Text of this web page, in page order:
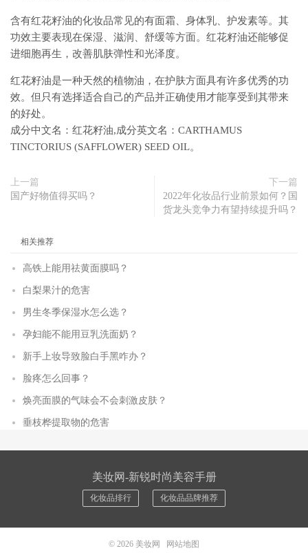
含有红花籽油的化妆品常见的有面霜、身体乳、护发素等。其
功效主要表现在保湿、滋润、舒缓等方面。红花籽油还能够促
进细胞再生，改善肌肤弹性和光泽度。
红花籽油是一种天然的植物油，在护肤方面具有许多优秀的功
效。但只有选择适合自己的产品并正确使用才能享受到其带来
的好处。
成分中文名：红花籽油,成分英文名：CARTHAMUS
TINCTORIUS (SAFFLOWER) SEED OIL。
上一篇
国产好物值得买吗？
下一篇
2022年化妆品行业前景如何？国
货龙头竞争力有望持续提升吗？
相关推荐
高铁上能用祛黄面膜吗？
白梨果汁的危害
男生冬季保湿水怎么选？
孕妇能不能用豆乳洗面奶？
新手上妆导致脸白手黑咋办？
脸疼怎么回事？
焕亮面膜的气味会不会刺激皮肤？
垂枝桦提取物的危害
美妆网-新锐时尚美容手册
化妆品排行 化妆品品牌推荐
© 2026 美妆网 网站地图